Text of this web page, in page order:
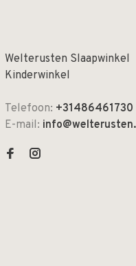
Welterusten Slaapwinkel
Kinderwinkel
Telefoon: +31486461730
E-mail: